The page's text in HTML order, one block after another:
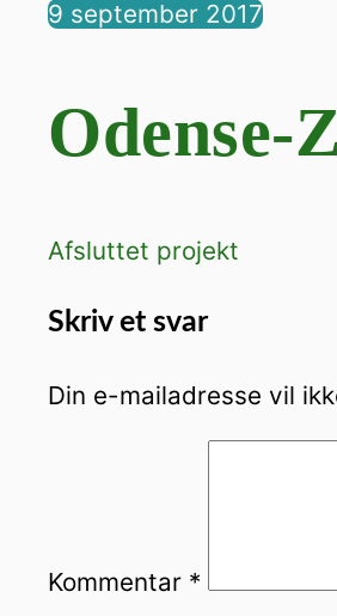
9 september 2017
Odense-
Afsluttet projekt
Skriv et svar
Din e-mailadresse vil
Kommentar *